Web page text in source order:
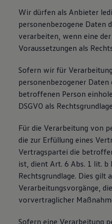
Wir dürfen als Anbieter
personenbezogene Daten
verarbeiten, wenn eine
Voraussetzungen als
Sofern wir für
personenbezogener
betroffenen Person
DSGVO als
Für die Verarbeitung von
die zur Erfüllung eines
Vertragspartei die
ist, dient Art. 6 Abs. 1 lit. b
Rechtsgrundlage. Dies gilt
Verarbeitungsvorgänge,
vorvertraglicher
Sofern eine Verarbeitung